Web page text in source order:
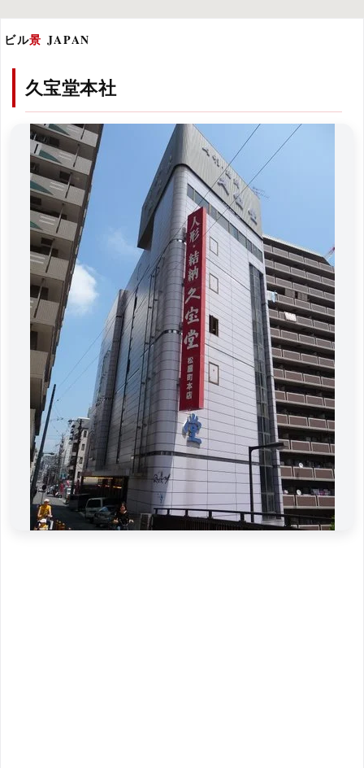
ビル景 JAPAN
久宝堂本社